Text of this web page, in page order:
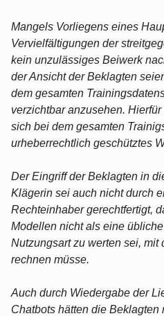
Mangels Vorliegens eines
Vervielfältigungen der
kein unzulässiges Beiwerk
der Ansicht der Beklagten
dem gesamten
verzichtbar anzusehen.
sich bei dem gesamten
urheberrechtlich geschütztes
Der Eingriff der Beklagten in
Klägerin sei auch nicht durch
Rechteinhaber gerechtfertigt,
Modellen nicht als eine
Nutzungsart zu werten sei, mit
rechnen müsse.
Auch durch Wiedergabe der
Chatbots hätten die